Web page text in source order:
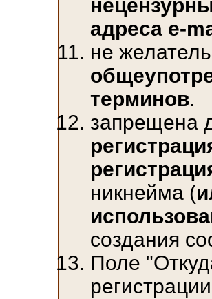
адреса e-
не
терминов.
запрещена
никнейма (
создания
Поле